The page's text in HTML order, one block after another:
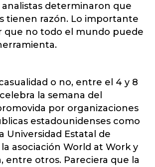
determinaron que
tienen razón. Lo importante
que no todo el mundo puede
o no, entre el 4 y 8
la semana del
por organizaciones
estadounidenses como
Universidad Estatal de
asociación World at Work y
entre otros. Pareciera que la